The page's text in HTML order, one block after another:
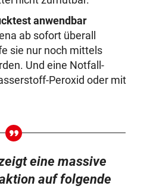
anwendbar
ab sofort überall
sie nur noch mittels
Und eine Notfall-
Peroxid oder mit
eine massive
auf folgende